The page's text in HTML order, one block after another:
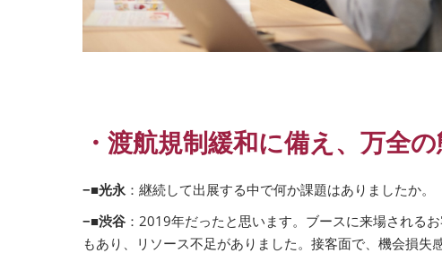
・渡航規制緩和に備え、万全
−■光永 ：継続して出展する中で何か課題はありましたか。
−■渋谷 ：2019年だったと思います。ブースに来場される
もあり、リソース不足がありました。接客面で、機会損失